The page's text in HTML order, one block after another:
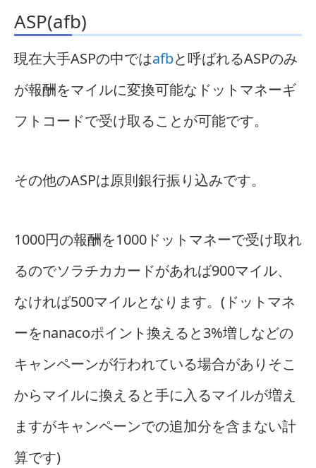
ASP(afb)
現在大手ASPの中ではafbと呼ばれるASPのみ
が報酬をマイルに変換可能なドットマネーギ
フトコードで受け取ることが可能です。
その他のASPは原則銀行振り込みです。
1000円の報酬を1000ドットマネーで受け取れ
るのでソラチカカードがあれば900マイル、
なければ500マイルとなります。(ドットマネ
ーをnanacoポイント換えると3%増しなどの
キャンペーンが行われている場合がありそこ
からマイルに換えると手に入るマイルが増え
ますがキャンペーンでの追加分を含まない計
算です)